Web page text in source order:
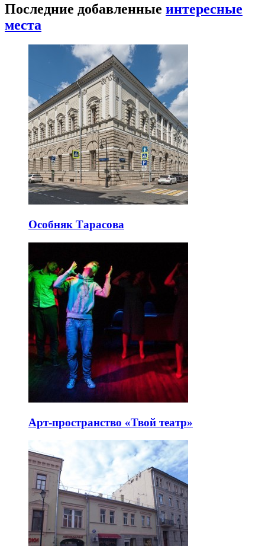
Последние добавленные интересные
места
Особняк Тарасова
Арт-пространство «Твой театр»